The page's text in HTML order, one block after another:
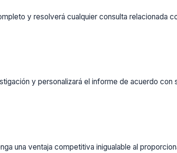
y resolverá cualquier consulta relacionada
y personalizará el informe de acuerdo con
una ventaja competitiva inigualable al